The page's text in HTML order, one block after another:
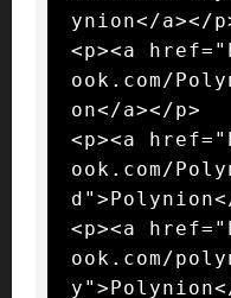
ynion</a></
<p><a
ook.com/
on</a></p>
<p><a
ook.com/
<p><a
ook.com/